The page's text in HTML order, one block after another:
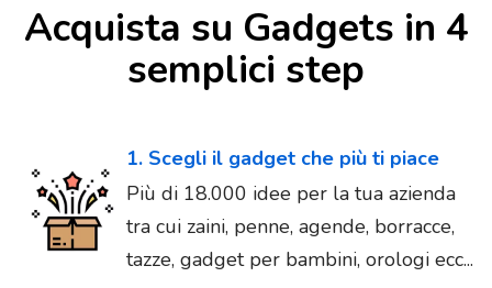
Acquista su Gadgets in 4
semplici step
1. Scegli il gadget che più ti piace
Più di 18.000 idee per la tua azienda
tra cui zaini, penne, agende, borracce,
tazze, gadget per bambini, orologi ecc...